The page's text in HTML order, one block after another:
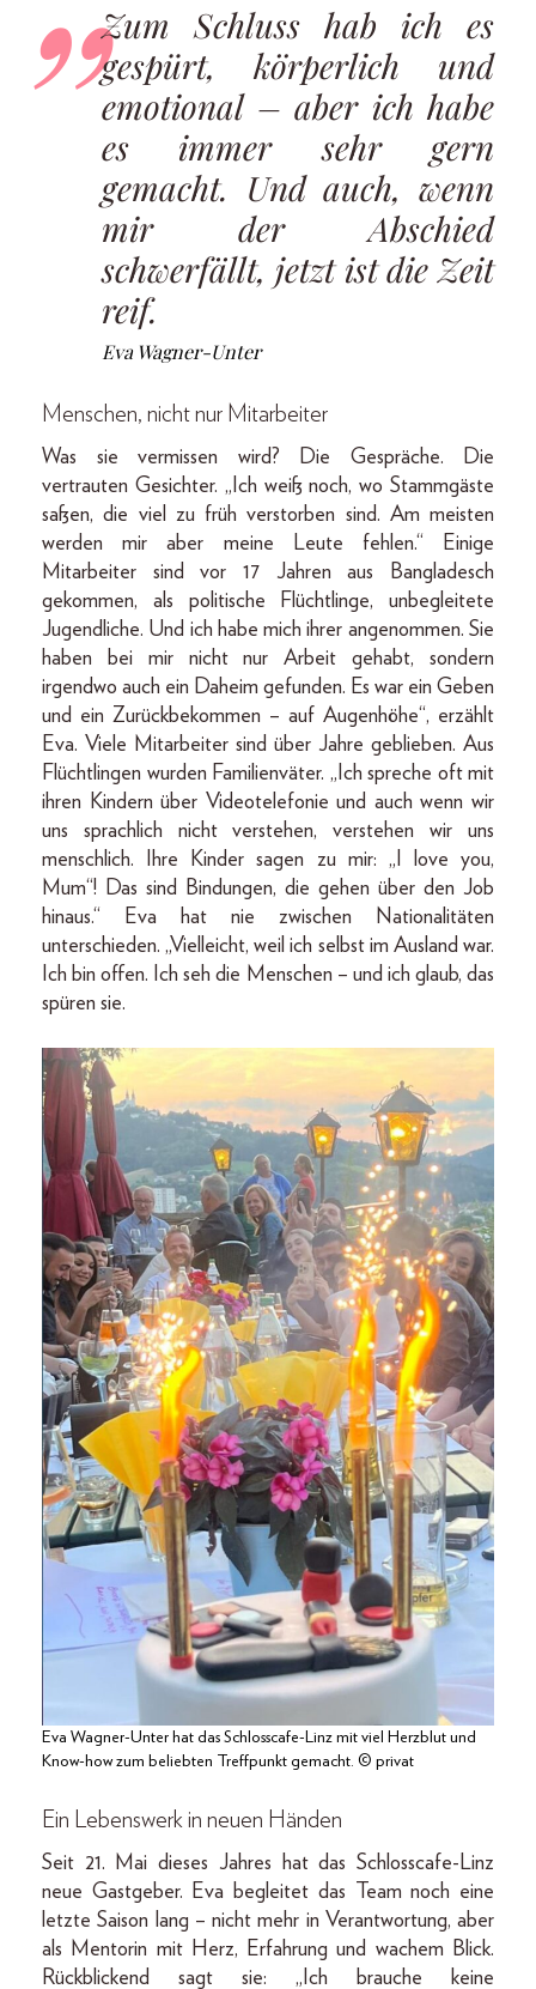
Zum Schluss hab ich es
gespürt, körperlich und
emotional – aber ich habe
es immer sehr gern
gemacht. Und auch, wenn
mir der Abschied
schwerfällt, jetzt ist die Zeit
reif.
Eva Wagner-Unter
Menschen, nicht nur Mitarbeiter
Was sie vermissen wird? Die Gespräche. Die
vertrauten Gesichter. „Ich weiß noch, wo Stammgäste
saßen, die viel zu früh verstorben sind. Am meisten
werden mir aber meine Leute fehlen.“ Einige
Mitarbeiter sind vor 17 Jahren aus Bangladesch
gekommen, als politische Flüchtlinge, unbegleitete
Jugendliche. Und ich habe mich ihrer angenommen. Sie
haben bei mir nicht nur Arbeit gehabt, sondern
irgendwo auch ein Daheim gefunden. Es war ein Geben
und ein Zurückbekommen – auf Augenhöhe“, erzählt
Eva. Viele Mitarbeiter sind über Jahre geblieben. Aus
Flüchtlingen wurden Familienväter. „Ich spreche oft mit
ihren Kindern über Videotelefonie und auch wenn wir
uns sprachlich nicht verstehen, verstehen wir uns
menschlich. Ihre Kinder sagen zu mir: „I love you,
Mum“! Das sind Bindungen, die gehen über den Job
hinaus.“ Eva hat nie zwischen Nationalitäten
unterschieden. „Vielleicht, weil ich selbst im Ausland war.
Ich bin offen. Ich seh die Menschen – und ich glaub, das
spüren sie.
Eva Wagner-Unter hat das Schlosscafe-Linz mit viel Herzblut und
Know-how zum beliebten Treffpunkt gemacht. © privat
Ein Lebenswerk in neuen Händen
Seit 21. Mai dieses Jahres hat das Schlosscafe-Linz
neue Gastgeber. Eva begleitet das Team noch eine
letzte Saison lang – nicht mehr in Verantwortung, aber
als Mentorin mit Herz, Erfahrung und wachem Blick.
Rückblickend sagt sie: „Ich brauche keine